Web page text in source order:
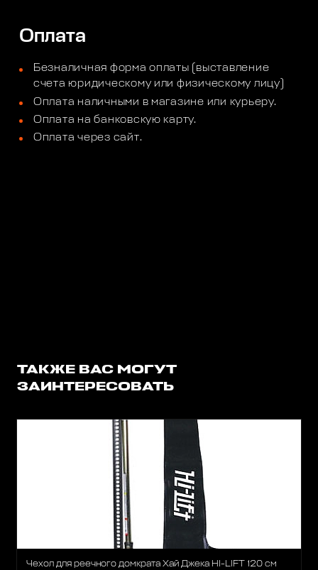
Оплата
Безналичная форма оплаты (выставление
счета юридическому или физическому лицу)
Оплата наличными в магазине или курьеру.
Оплата на банковскую карту.
Оплата через сайт.
ТАКЖЕ ВАС МОГУТ
ЗАИНТЕРЕСОВАТЬ
Чехол для реечного домкрата Хай Джека HI-LIFT 120 см